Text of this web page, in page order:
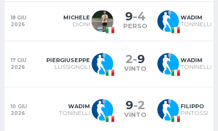
18 GIU
2026
MICHELE
DIONI
9-4
PERSO
WADIM
TONINELLI
17 GIU
2026
PIERGIUSEPPE
LUSSIGNOLI
2-9
VINTO
WADIM
TONINELLI
10 GIU
2026
WADIM
TONINELLI
9-2
VINTO
FILIPPO
PINTOSSI